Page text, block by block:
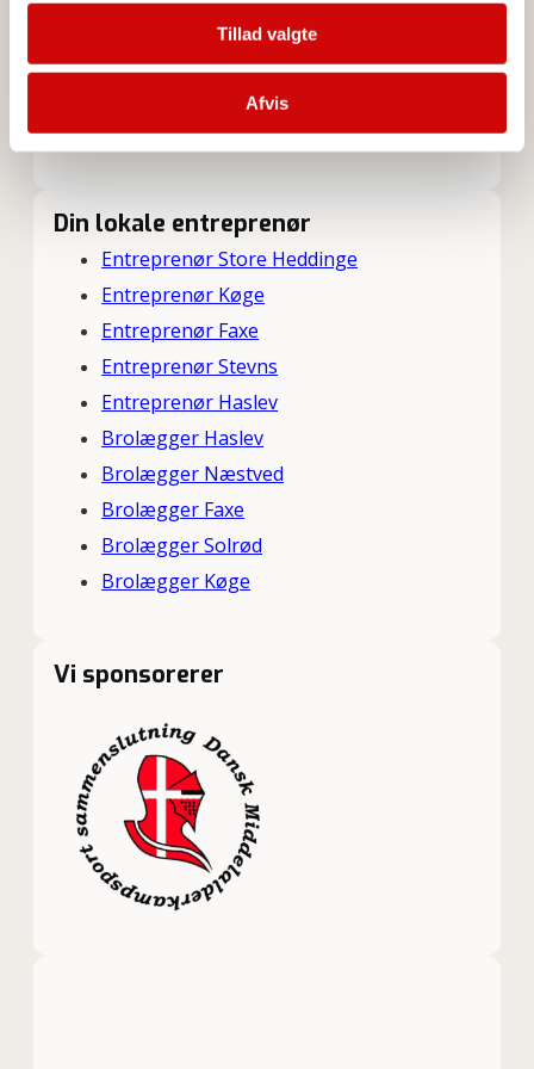
Tillad valgte
Afvis
Sigerslevvej 28, 4660 Store Heddinge
CVR: 38807609
Cookies- & Privatlivspolitik
Din lokale entreprenør
Entreprenør Store Heddinge
Entreprenør Køge
Entreprenør Faxe
Entreprenør Stevns
Entreprenør Haslev
Brolægger Haslev
Brolægger Næstved
Brolægger Faxe
Brolægger Solrød
Brolægger Køge
Vi sponsorerer